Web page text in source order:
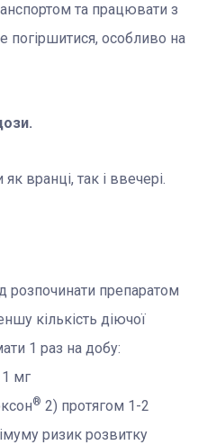
та працювати з
особливо на
вранці, так і ввечері.
розпочинати препаратом
кількість діючої
1 раз на добу:
1 мг
® 2) протягом 1-2
ризик розвитку